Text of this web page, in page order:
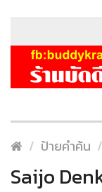
ป้ายคำค้น
Saijo